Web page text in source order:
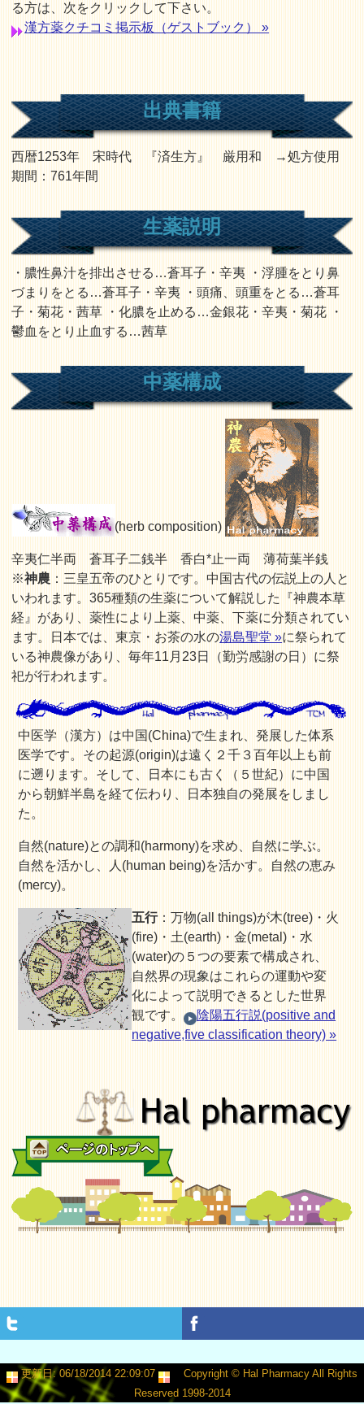
る方は、次をクリックして下さい。
漢方薬クチコミ掲示板（ゲストブック） »
出典書籍
西暦1253年 宋時代 『済生方』 厳用和 →処方使用
期間：761年間
生薬説明
・膿性鼻汁を排出させる…蒼耳子・辛夷 ・浮腫をとり鼻
づまりをとる…蒼耳子・辛夷 ・頭痛、頭重をとる…蒼耳
子・菊花・茜草 ・化膿を止める…金銀花・辛夷・菊花 ・
鬱血をとり止血する…茜草
中薬構成
(herb composition)
辛夷仁半両 蒼耳子二銭半 香白*止一両 薄荷葉半銭
※神農 ：三皇五帝のひとりです。中国古代の伝説上の人と
いわれます。365種類の生薬について解説した『神農本草
経』があり、薬性により上薬、中薬、下薬に分類されてい
ます。日本では、東京・お茶の水の湯島聖堂 »に祭られて
いる神農像があり、毎年11月23日（勤労感謝の日）に祭
祀が行われます。
中医学（漢方）は中国(China)で生まれ、発展した体系
医学です。その起源(origin)は遠く２千３百年以上も前
に遡ります。そして、日本にも古く（５世紀）に中国
から朝鮮半島を経て伝わり、日本独自の発展をしまし
た。
自然(nature)との調和(harmony)を求め、自然に学ぶ。
自然を活かし、人(human being)を活かす。自然の恵み
(mercy)。
五行：万物(all things)が木(tree)・火
(fire)・土(earth)・金(metal)・水
(water)の５つの要素で構成され、
自然界の現象はこれらの運動や変
化によって説明できるとした世界
観です。
陰陽五行説(positive and
negative,five classification theory) »
更新日: 06/18/2014 22:09:07
Copyright © Hal Pharmacy All Rights
Reserved 1998-2014